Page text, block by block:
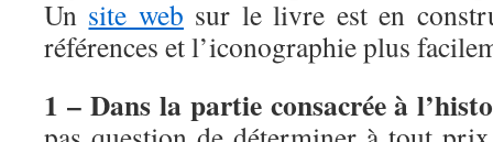
Un site web sur le livre est en
références et l’iconographie plus
1 – Dans la partie consacrée à